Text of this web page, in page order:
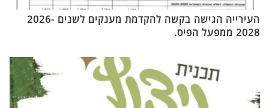
העירייה הגישה בקשה להקדמת מענקים לשנים 2026-
2028 ממפעל הפיס.